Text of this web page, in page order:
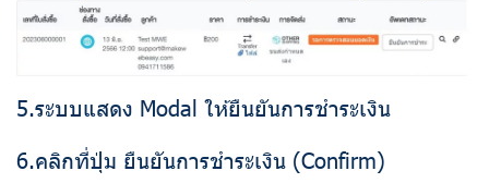
5.ระบบแสดง Modal ให้ยืนยันการชำระเงิน
6.คลิกที่ปุ่ม ยืนยันการชำระเงิน (Confirm)